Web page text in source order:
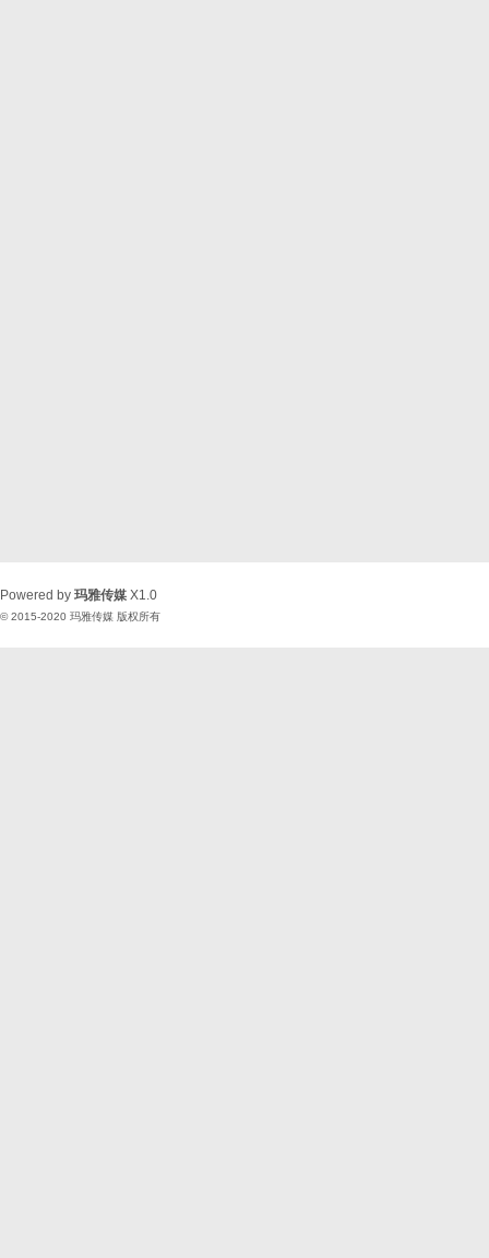
Powered by 玛雅传媒 X1.0
© 2015-2020 玛雅传媒 版权所有